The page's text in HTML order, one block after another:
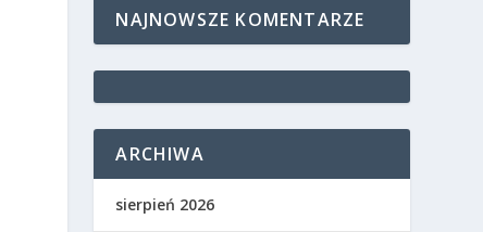
NAJNOWSZE KOMENTARZE
ARCHIWA
sierpień 2026